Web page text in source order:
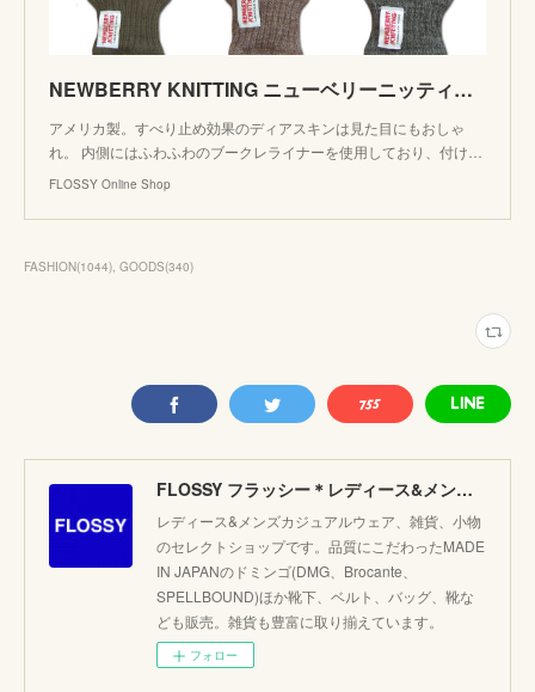
NEWBERRY KNITTING ニューベリーニッティング Lined Rag Wool Glove グローブ 手袋 deerskin 防寒 レディース フリーサイズ アメリカ製 MadeinUSA
アメリカ製。すべり止め効果のディアスキンは見た目にもおしゃ
れ。 内側にはふわふわのブークレライナーを使用しており、付け…
FLOSSY Online Shop
FASHION(1044) GOODS(340)
FLOSSY フラッシー＊レディース&メンズカジュアルのセレクトショップ。JAPANブランド他こだわりのアイテムがたくさん！
レディース&メンズカジュアルウェア、雑貨、小物
のセレクトショップです。品質にこだわったMADE
IN JAPANのドミンゴ(DMG、Brocante、
SPELLBOUND)ほか靴下、ベルト、バッグ、靴な
ども販売。雑貨も豊富に取り揃えています。
フォロー